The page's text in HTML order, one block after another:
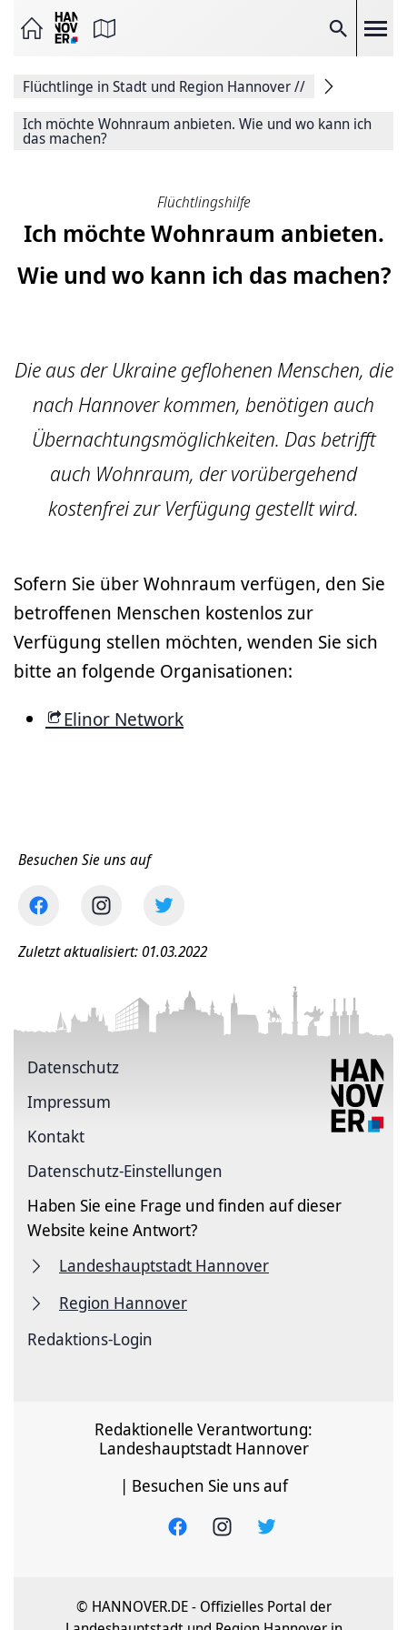
Suche
Facebook
Flüchtlinge in Stadt und Region Hannover//
Ich möchte Wohnraum anbieten. Wie und wo kann ich
das machen?
Flüchtlingshilfe
Ich möchte Wohnraum anbieten.
Wie und wo kann ich das machen?
Die aus der Ukraine geflohenen Menschen, die
nach Hannover kommen, benötigen auch
Übernachtungsmöglichkeiten. Das betrifft
auch Wohnraum, der vorübergehend
kostenfrei zur Verfügung gestellt wird.
Sofern Sie über Wohnraum verfügen, den Sie
betroffenen Menschen kostenlos zur
Verfügung stellen möchten, wenden Sie sich
bitte an folgende Organisationen:
Elinor Network
Besuchen Sie uns auf
Zuletzt aktualisiert: 01.03.2022
Datenschutz
Impressum
Kontakt
Datenschutz-Einstellungen
Haben Sie eine Frage und finden auf dieser
Website keine Antwort?
Landeshauptstadt Hannover
Region Hannover
Redaktions-Login
Redaktionelle Verantwortung:
Landeshauptstadt Hannover
| Besuchen Sie uns auf
© HANNOVER.DE - Offizielles Portal der